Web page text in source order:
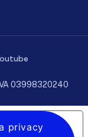
03998320240
privacy